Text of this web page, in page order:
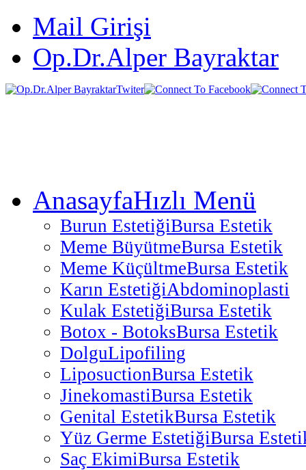
Mail Girişi
Op.Dr.Alper Bayraktar
AnasayfaHızlı Menü
Burun EstetiğiBursa Estetik
Meme BüyütmeBursa Estetik
Meme KüçültmeBursa Estetik
Karın EstetiğiAbdominoplasti
Kulak EstetiğiBursa Estetik
Botox - BotoksBursa Estetik
DolguLipofiling
LiposuctionBursa Estetik
JinekomastiBursa Estetik
Genital EstetikBursa Estetik
Yüz Germe EstetiğiBursa
Saç EkimiBursa Estetik